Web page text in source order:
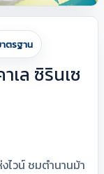
ตรฐาน
เล ซิรินเซ
ไวน์ ชมตำนานม้า